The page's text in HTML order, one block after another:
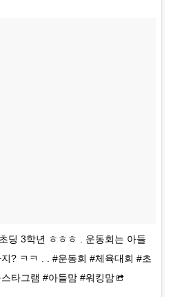
딩 3학년 ㅎㅎㅎ . 운동회는 아들
? ㅋㅋ . . #운동회 #체육대회 #초
타그램 #아들맘 #워킹맘